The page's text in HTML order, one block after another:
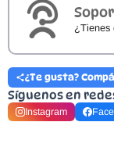
¿Tienes
¿Te gusta?
Síguenos en
Instagram